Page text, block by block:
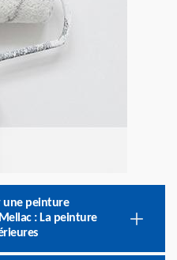
une peinture
: La peinture